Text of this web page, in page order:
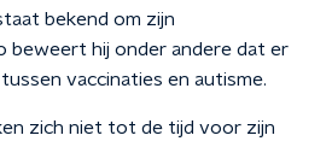
bekend om zijn
beweert hij onder andere dat er
vaccinaties en autisme.
zich niet tot de tijd voor zijn